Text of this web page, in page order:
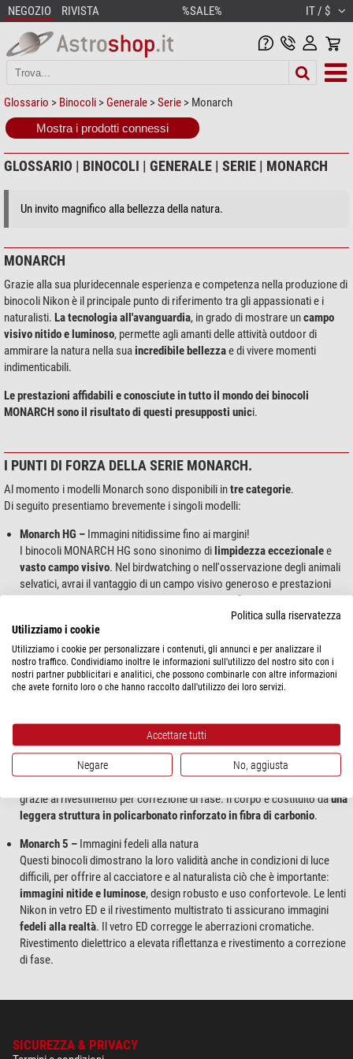
NEGOZIO RIVISTA %SALE% IT / $
Glossario > Binocoli > Generale >Serie > Monarch
Mostra i prodotti connessi
GLOSSARIO | BINOCOLI | GENERALE | SERIE | MONARCH
Un invito magnifico alla bellezza della natura.
MONARCH
Grazie alla sua pluridecennale esperienza e competenza nella produzione di
binocoli Nikon è il principale punto di riferimento tra gli appassionati e i
naturalisti. La tecnologia all'avanguardia, in grado di mostrare uncampo
visivo nitido e luminoso, permette agli amanti delle attività outdoor di
ammirare la natura nella suaincredibile bellezzae di vivere momenti
indimenticabili.
Le prestazioni affidabili e conosciute in tutto il mondo dei binocoli
MONARCH sono il risultato di questi presupposti unici.
I PUNTI DI FORZA DELLA SERIE MONARCH.
Al momento i modelli Monarch sono disponibili intre categorie.
Di seguito presentiamo brevemente i singoli modelli:
Monarch HG – Immagini nitidissime fino ai margini!
I binocoli MONARCH HG sono sinonimo dilimpidezza eccezionalee
vasto campo visivo. Nel birdwatching o nell'osservazione degli animali
selvatici, avrai il vantaggio di un campo visivo generoso e prestazioni
ottiche elevate, con una nitidezza di prim'ordine fino ai margini – grazie
al sistema di lenti con stabilizzatore di campo e al vetro ED (con un
bassissimo indice di dispersione). Il rivestimento dielettrico multistrato
del prisma e il trattamento multistrato di alta qualità garantiscono una
luminosità eccellente, fedeltà cromatica e nitidezza nei dettagli
Monarch 7–limpidezza e luminosità
sportivi. Impressionanti sono leimmagini limpide e luminose
anche il vasto campo visivo.Correzione delle aberrazioni cromatiche
grazie al vetro ED. Trattamento dielettrico ad alta riflettanza del sistema
grazie al rivestimento per correzione di fase. Il corpo è costituito dauna
leggera struttura in policarbonato rinforzato in fibra di carbonio.
Monarch 5 –Immagini fedeli alla natura
Questi binocoli dimostrano la loro validità anche in condizioni di luce
difficili, per offrire al cacciatore e al naturalista ciò che è importante:
immagini nitide e luminose, design robusto e uso confortevole. Le lenti
Nikon in vetro ED e il rivestimento multistrato ti assicurano immagini
fedeli alla realtà. Il vetro ED corregge le aberrazioni cromatiche.
Rivestimento dielettrico a elevata riflettanza e rivestimento a correzione
di fase.
SICUREZZA & PRIVACY
Politica sulla riservatezza
Utilizziamo i cookie
Utilizziamo i cookie per personalizzare i contenuti, gli annunci e per analizzare il
nostro traffico. Condividiamo inoltre le informazioni sull'utilizzo del nostro sito con i
nostri partner pubblicitari e analitici, che possono combinarle con altre informazioni
che avete fornito loro o che hanno raccolto dall'utilizzo dei loro servizi.
Accettare tutti
Negare No, aggiusta